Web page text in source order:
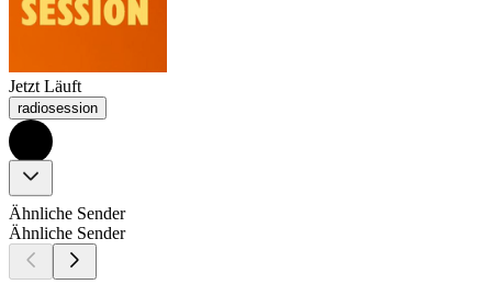
Jetzt Läuft
radiosession
Ähnliche Sender
Ähnliche Sender